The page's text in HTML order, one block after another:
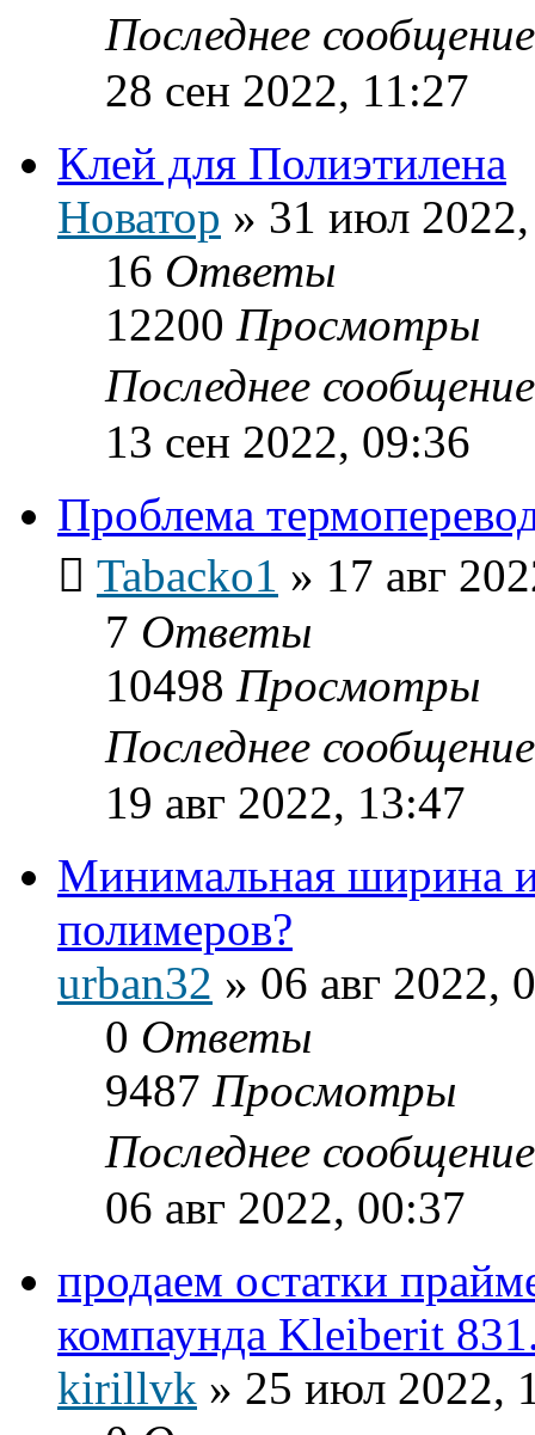
Последнее
28 сен 2022, 11:27
Клей для Полиэтилена
Новатор » 31 июл
16 Ответы
12200 Просмотры
Последнее
13 сен 2022, 09:36
Проблема
Tabacko1 » 17 авг
7 Ответы
10498 Просмотры
Последнее
19 авг 2022, 13:47
Минимальная ширина
полимеров?
urban32 » 06 авг 2022,
0 Ответы
9487 Просмотры
Последнее
06 авг 2022, 00:37
продаем остатки
компаунда Kleiberit
kirillvk » 25 июл 2022,